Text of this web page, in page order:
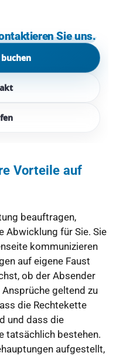
Sie uns.
Vorteile auf
beauftragen,
Abwicklung für Sie. Sie
kommunizieren
auf eigene Faust
ob der Absender
geltend zu
die Rechtekette
und dass die
tatsächlich bestehen.
aufgestellt,